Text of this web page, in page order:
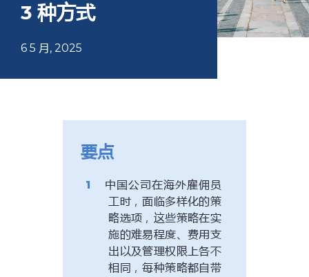
3 种方式
6 5 月, 2025
要点
中国公司在海外雇佣员
工时，面临多样化的策
略选项，这些策略在实
施的难易程度、费用支
出以及管理权限上各不
相同，每种策略都自带